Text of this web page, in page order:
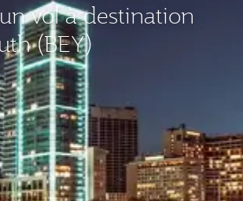
vol à destination
(BEY)